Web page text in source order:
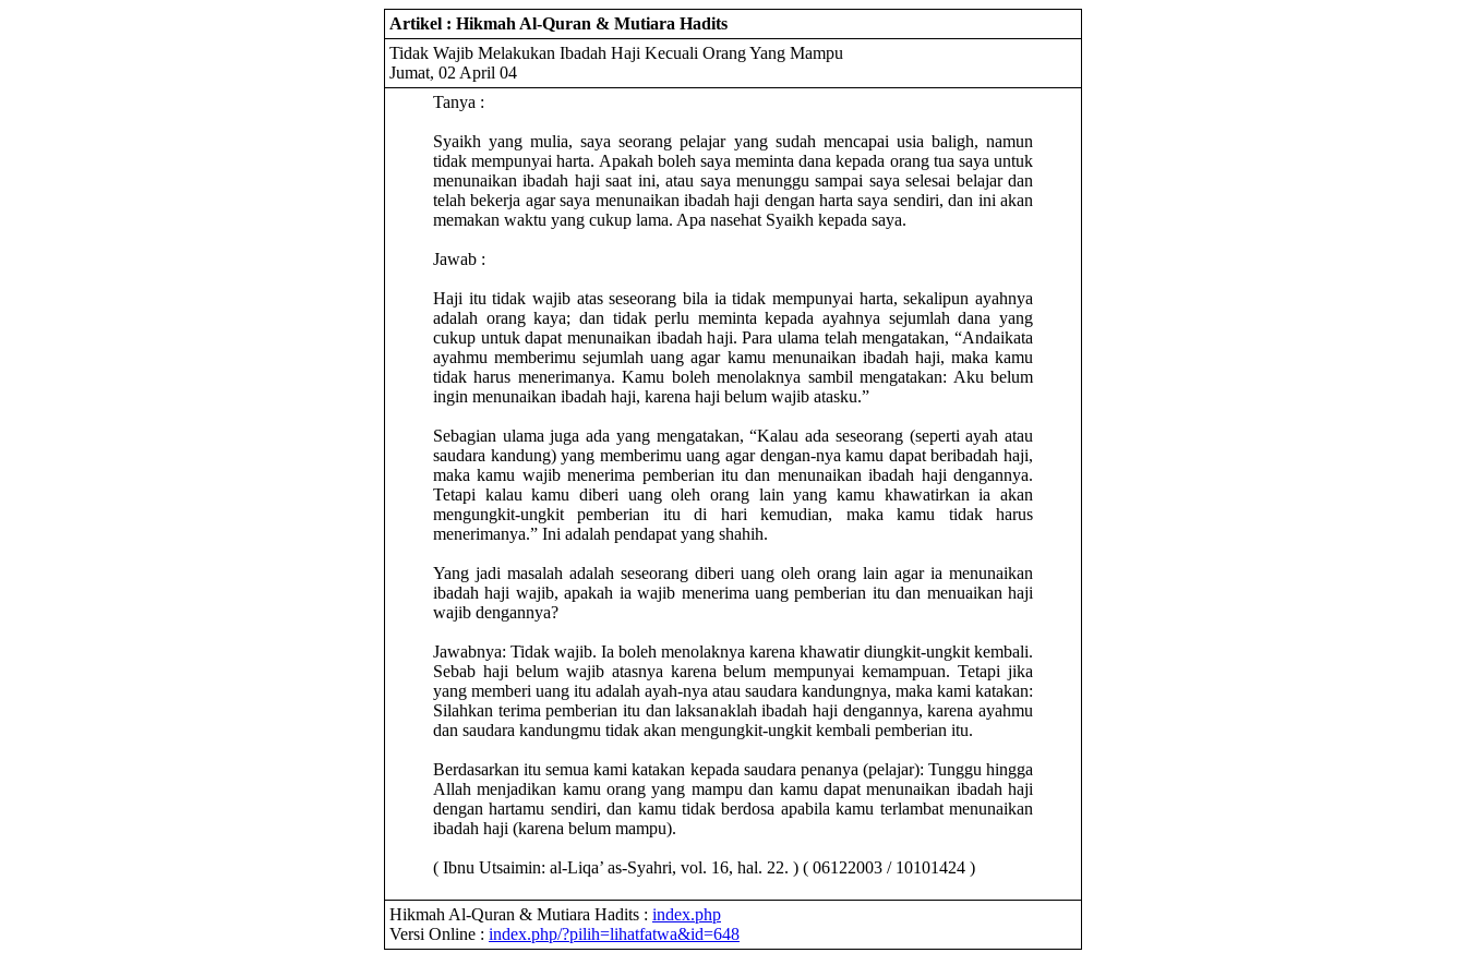
Artikel : Hikmah Al-Quran & Mutiara Hadits
Tidak Wajib Melakukan Ibadah Haji Kecuali Orang Yang Mampu
Jumat, 02 April 04
Tanya :
Syaikh yang mulia, saya seorang pelajar yang sudah mencapai usia baligh, namun
tidak mempunyai harta. Apakah boleh saya meminta dana kepada orang tua saya untuk
menunaikan ibadah haji saat ini, atau saya menunggu sampai saya selesai belajar dan
telah bekerja agar saya menunaikan ibadah haji dengan harta saya sendiri, dan ini akan
memakan waktu yang cukup lama. Apa nasehat Syaikh kepada saya.
Jawab :
Haji itu tidak wajib atas seseorang bila ia tidak mempunyai harta, sekalipun ayahnya
adalah orang kaya; dan tidak perlu meminta kepada ayahnya sejumlah dana yang
cukup untuk dapat menunaikan ibadah haji. Para ulama telah mengatakan, “Andaikata
ayahmu memberimu sejumlah uang agar kamu menunaikan ibadah haji, maka kamu
tidak harus menerimanya. Kamu boleh menolaknya sambil mengatakan: Aku belum
ingin menunaikan ibadah haji, karena haji belum wajib atasku.”
Sebagian ulama juga ada yang mengatakan, “Kalau ada seseorang (seperti ayah atau
saudara kandung) yang memberimu uang agar dengan-nya kamu dapat beribadah haji,
maka kamu wajib menerima pemberian itu dan menunaikan ibadah haji dengannya.
Tetapi kalau kamu diberi uang oleh orang lain yang kamu khawatirkan ia akan
mengungkit-ungkit pemberian itu di hari kemudian, maka kamu tidak harus
menerimanya.” Ini adalah pendapat yang shahih.
Yang jadi masalah adalah seseorang diberi uang oleh orang lain agar ia menunaikan
ibadah haji wajib, apakah ia wajib menerima uang pemberian itu dan menuaikan haji
wajib dengannya?
Jawabnya: Tidak wajib. Ia boleh menolaknya karena khawatir diungkit-ungkit kembali.
Sebab haji belum wajib atasnya karena belum mempunyai kemampuan. Tetapi jika
yang memberi uang itu adalah ayah-nya atau saudara kandungnya, maka kami katakan:
Silahkan terima pemberian itu dan laksanaklah ibadah haji dengannya, karena ayahmu
dan saudara kandungmu tidak akan mengungkit-ungkit kembali pemberian itu.
Berdasarkan itu semua kami katakan kepada saudara penanya (pelajar): Tunggu hingga
Allah menjadikan kamu orang yang mampu dan kamu dapat menunaikan ibadah haji
dengan hartamu sendiri, dan kamu tidak berdosa apabila kamu terlambat menunaikan
ibadah haji (karena belum mampu).
( Ibnu Utsaimin: al-Liqa’ as-Syahri, vol. 16, hal. 22. ) ( 06122003 / 10101424 )
Hikmah Al-Quran & Mutiara Hadits : index.php
Versi Online : index.php/?pilih=lihatfatwa&id=648